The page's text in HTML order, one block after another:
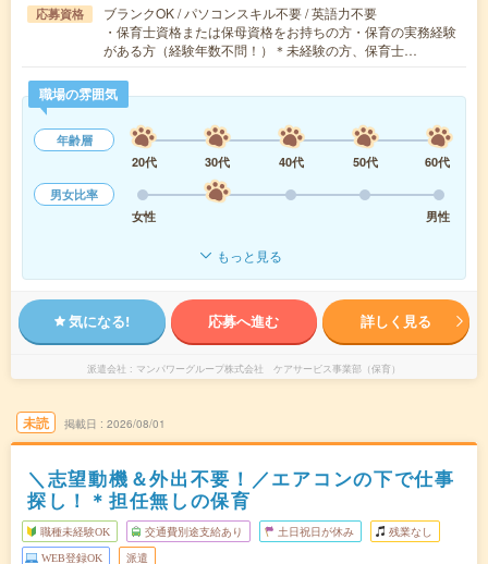
応募資格
ブランクOK / パソコンスキル不要 / 英語力不要
・保育士資格または保母資格をお持ちの方・保育の実務経験
がある方（経験年数不問！）＊未経験の方、保育士…
職場の雰囲気
年齢層
20代
30代 40代 50代
60代
男女比率
女性
男性
もっと見る
気になる! 応募へ進む 詳しく見る
派遣会社 マンパワーグループ株式会社 ケアサービス事業部（保育）
未読 掲載日 2026/08/01
＼志望動機＆外出不要！／エアコンの下で仕事
探し！＊担任無しの保育
職種未経験OK 交通費別途支給あり 土日祝日が休み 残業なし
WEB登録OK 派遣